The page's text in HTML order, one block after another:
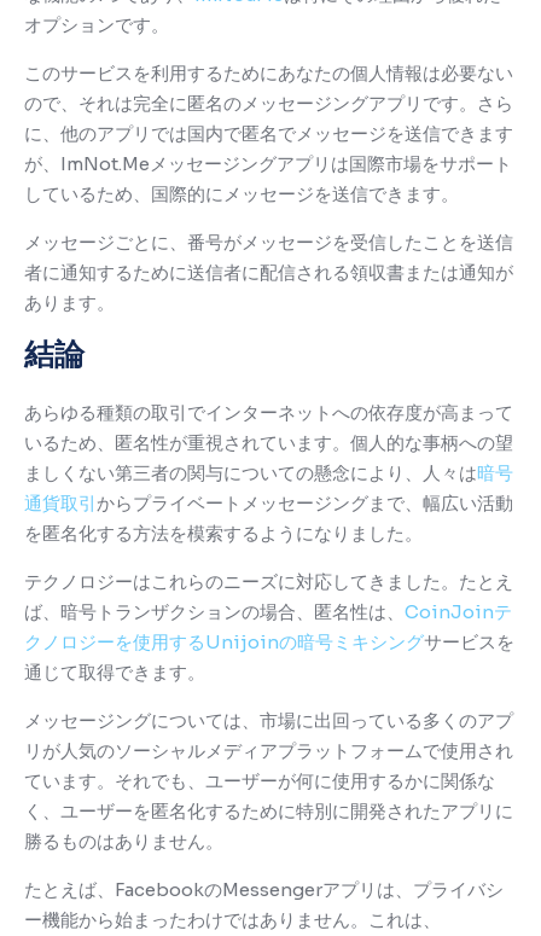
オプションです。
このサービスを利用するためにあなたの個人情報は必要ない
ので、それは完全に匿名のメッセージングアプリです。
さら
に、他のアプリでは国内で匿名でメッセージを送信できます
が、ImNot.Meメッセージングアプリは国際市場をサポート
しているため、国際的にメッセージを送信できます。
メッセージごとに、番号がメッセージを受信したことを送信
者に通知するために送信者に配信される領収書または通知が
あります。
結論
あらゆる種類の取引でインターネットへの依存度が高まって
いるため、匿名性が重視されています。 個人的な事柄への望
ましくない第三者の関与についての懸念により、人々は暗号
通貨取引 からプライベートメッセージングまで、幅広い活動
を匿名化する方法を模索するようになりました。
テクノロジーはこれらのニーズに対応してきました。 たとえ
ば、暗号トランザクションの場合、匿名性は、 CoinJoinテ
クノロジーを使用するUnijoinの暗号ミキシングサービスを
通じて取得でき ます。
メッセージングについては、市場に出回っている多くのアプ
リが人気のソーシャルメディアプラットフォームで使用され
ています。 それでも、ユーザーが何に使用するかに関係な
く、ユーザーを匿名化するために特別に開発されたアプリに
勝るものはありません。
たとえば、FacebookのMessengerアプリは、プライバシ
ー機能から始まったわけではありません。
これは、